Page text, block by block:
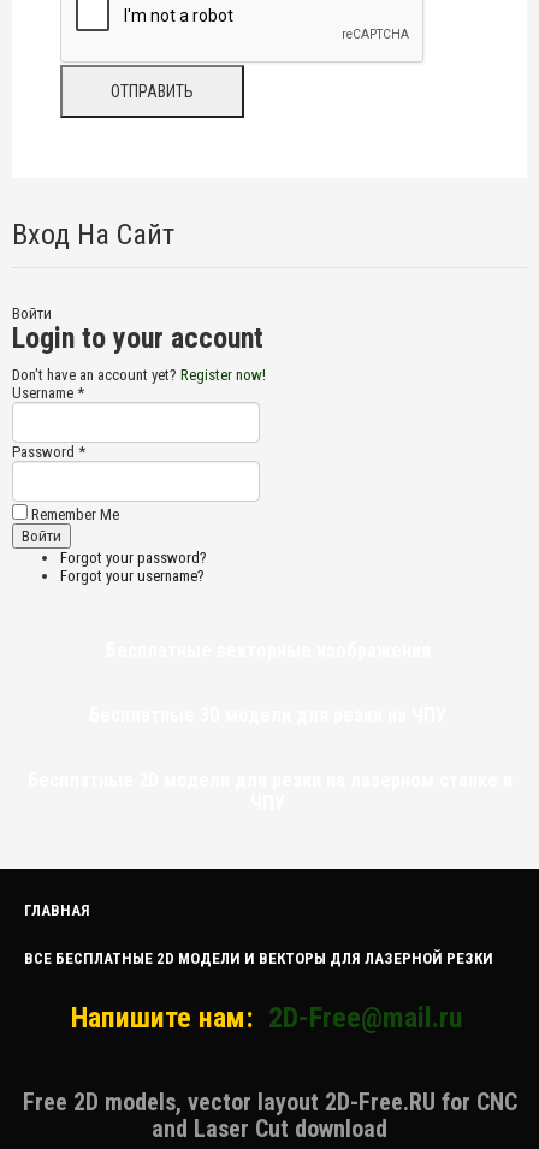
Вход На Сайт
Войти
Login to your account
Don't have an account yet? Register now!
Username *
Password *
Remember Me
Forgot your password?
Forgot your username?
ГЛАВНАЯ
ВСЕ БЕСПЛАТНЫЕ 2D МОДЕЛИ И ВЕКТОРЫ ДЛЯ ЛАЗЕРНОЙ РЕЗКИ
Напишите нам: 2D-Free@mail.ru
Free 2D models, vector layout 2D-Free.RU for CNC
and Laser Cut download